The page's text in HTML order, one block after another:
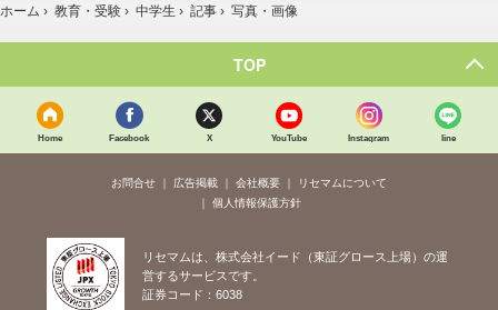
ホーム › 教育・受験 › 中学生 › 記事 › 写真・画像
TOP
Home Facebook X YouTube Instagram line
お問合せ 広告掲載 会社概要
リセマムについて
個人情報保護方針
リセマムは、株式会社イード（東証グロース上場）の運
営するサービスです。
証券コード：6038